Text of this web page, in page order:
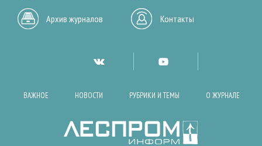
Архив журналов Контакты
ВАЖНОЕ НОВОСТИ РУБРИКИ И ТЕМЫ О ЖУРНАЛЕ